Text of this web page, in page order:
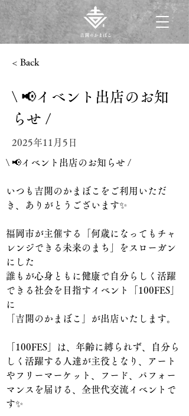
< Back
\ 📢イベント出店のお知
らせ /
2025年11月5日
\ 📢イベント出店のお知らせ /
いつも吉開のかまぼこをご利用いただ
き、ありがとうございます✨
福岡市が主催する「何歳になってもチャ
レンジできる未来のまち」をスローガン
にした
誰もが心身ともに健康で自分らしく活躍
できる社会を目指すイベント「100FES」
に
「吉開のかまぼこ」が出店いたします。
「100FES」は、年齢に縛られず、自分ら
しく活躍する人達が主役となり、アート
やフリーマーケット、フード、パフォー
マンスを届ける、全世代交流イベントで
す✨